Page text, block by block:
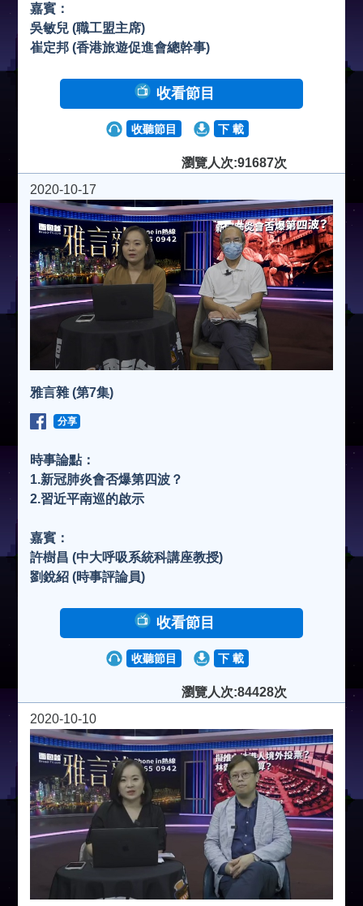
嘉賓：
吳敏兒 (職工盟主席)
崔定邦 (香港旅遊促進會總幹事)
收看節目
收聽節目 下 載
瀏覽人次:91687次
2020-10-17
雅言雜 (第7集)
分享
時事論點：
1.新冠肺炎會否爆第四波？
2.習近平南巡的啟示
嘉賓：
許樹昌 (中大呼吸系統科講座教授)
劉銳紹 (時事評論員)
收看節目
收聽節目 下 載
瀏覽人次:84428次
2020-10-10